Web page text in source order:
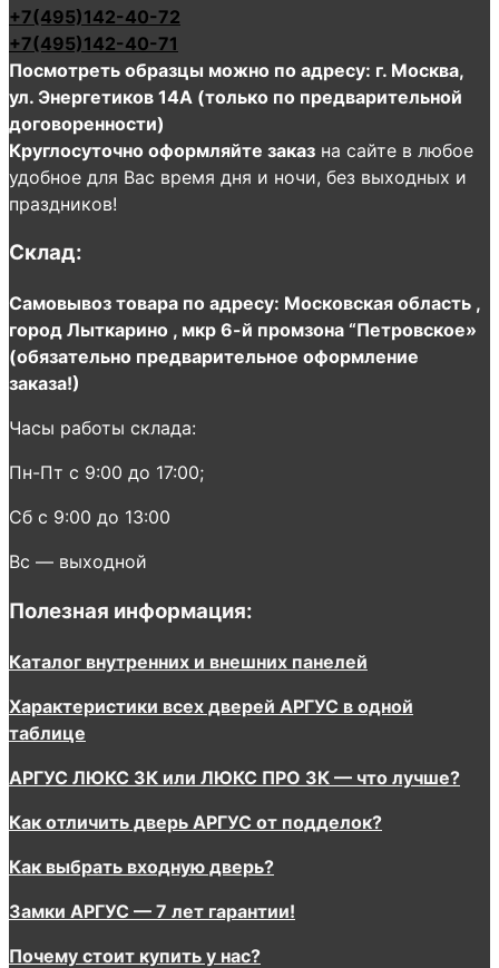
+7(495)142-40-72
+7(495)142-40-71
Посмотреть образцы можно по адресу: г. Москва,
ул. Энергетиков 14А (только по предварительной
договоренности)
Круглосуточно оформляйте заказ на сайте в любое
удобное для Вас время дня и ночи, без выходных и
праздников!
Склад:
Самовывоз товара по адресу: Московская область ,
город Лыткарино , мкр 6-й промзона “Петровское»
(обязательно предварительное оформление
заказа!)
Часы работы склада:
Пн-Пт с 9:00 до 17:00;
Сб с 9:00 до 13:00
Вс — выходной
Полезная информация:
Каталог внутренних и внешних панелей
Характеристики всех дверей АРГУС в одной
таблице
АРГУС ЛЮКС 3К или ЛЮКС ПРО 3К — что лучше?
Как отличить дверь АРГУС от подделок?
Как выбрать входную дверь?
Замки АРГУС — 7 лет гарантии!
Почему стоит купить у нас?